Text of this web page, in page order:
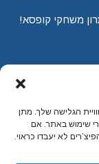
הגלישה שלך. מתן
שימוש באתר. אם
לא יעבדו כראוי.
משחקי קופסא!
שתיים – לא
בסולמות